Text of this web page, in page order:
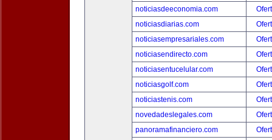
noticiasdeeconomia.com
noticiasdiarias.com
noticiasempresariales.com
noticiasendirecto.com
noticiasentucelular.com
noticiasgolf.com
noticiastenis.com
novedadeslegales.com
panoramafinanciero.com